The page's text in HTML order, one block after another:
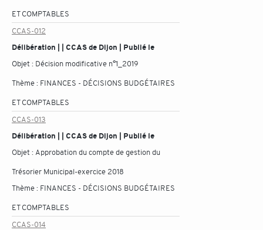
ET COMPTABLES
CCAS-012
Délibération | | CCAS de Dijon | Publié le
Objet : Décision modificative n°1_2019
Thème : FINANCES - DÉCISIONS BUDGÉTAIRES
ET COMPTABLES
CCAS-013
Délibération | | CCAS de Dijon | Publié le
Objet : Approbation du compte de gestion du
Trésorier Municipal-exercice 2018
Thème : FINANCES - DÉCISIONS BUDGÉTAIRES
ET COMPTABLES
CCAS-014